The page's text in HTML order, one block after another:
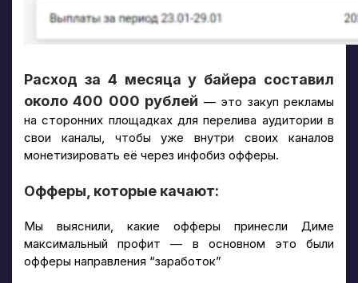
Расход за 4 месяца у байера составил
около 400 000 рублей — это закуп рекламы
на сторонних площадках для перелива аудитории в
свои каналы, чтобы уже внутри своих каналов
монетизировать её через инфобиз офферы.
Офферы, которые качают:
Мы выяснили, какие офферы принесли Диме
максимальный профит — в основном это были
офферы направления “заработок”